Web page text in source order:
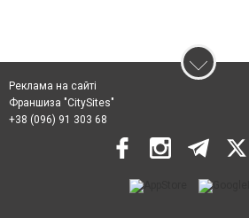
Реклама на сайті
Франшиза "CitySites"
+38 (096) 91 303 68